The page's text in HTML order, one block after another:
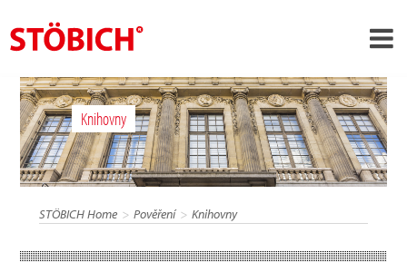
›
CS
›
O nás
›
Rešení
Knihovny
STÖBICH Home Pověření Knihovny